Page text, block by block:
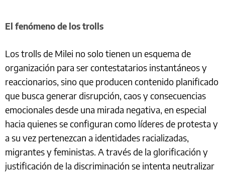
El fenómeno de los trolls
Los trolls de Milei no solo tienen un esquema de
organización para ser contestatarios instantáneos y
reaccionarios, sino que producen contenido planificado
que busca generar disrupción, caos y consecuencias
emocionales desde una mirada negativa, en especial
hacia quienes se configuran como líderes de protesta y
a su vez pertenezcan a identidades racializadas,
migrantes y feministas. A través de la glorificación y
justificación de la discriminación se intenta neutralizar